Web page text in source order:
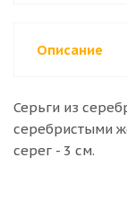
Описание
Серьги из
серебристыми
серег - 3 см.